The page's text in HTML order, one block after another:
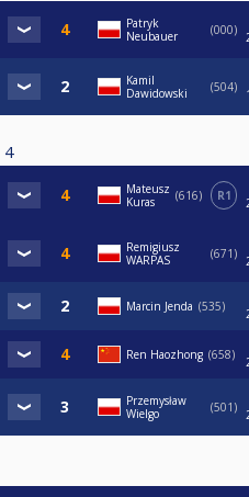
Patryk
Neubauer
000
Kamil
Dawidowski
504
4
Mateusz
Kuras
616 R1
Remigiusz
WARPAS
671
Marcin Jenda 535
Ren Haozhong 658
Przemysław
Wielgo
501